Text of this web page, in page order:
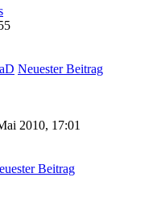
Neuester Beitrag
2010, 17:01
Beitrag